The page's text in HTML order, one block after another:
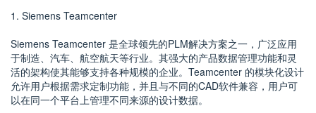
1. Siemens Teamcenter
Siemens Teamcenter 是全球领先的PLM解决方案之一，广泛应用
于制造、汽车、航空航天等行业。其强大的产品数据管理功能和灵
活的架构使其能够支持各种规模的企业。Teamcenter 的模块化设计
允许用户根据需求定制功能，并且与不同的CAD软件兼容，用户可
以在同一个平台上管理不同来源的设计数据。